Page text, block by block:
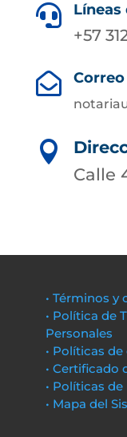
 Líneas
+57


Calle
• Términos y
• Política de
Personales
• Políticas
• Certificado
• Políticas
• Mapa del